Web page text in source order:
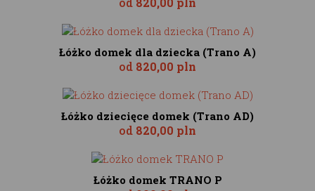
Łóżko domek dla dziecka (Trano A)
od 820,00 pln
Łóżko dziecięce domek (Trano AD)
od 820,00 pln
Łóżko domek TRANO P